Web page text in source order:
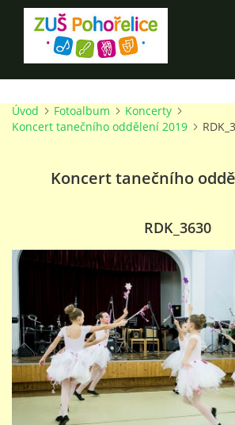
ÚVOD
O ŠKOLE
PRO RODIČE
TALENTOVÉ ZKOUŠKY
STUDIJNÍ OBORY
Úvod Fotoalbum
Koncerty
Koncert tanečního oddělení 2019
Koncert tanečního
RDK_3630